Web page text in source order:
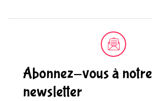
Abonnez-vous à notre
newsletter